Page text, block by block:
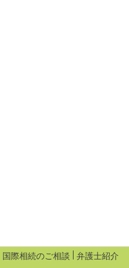
国際相続のご相談
弁護士紹介